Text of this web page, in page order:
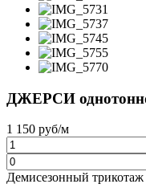
ДЖЕРСИ
1 150 руб/м
Демисезонный